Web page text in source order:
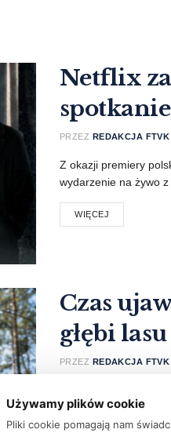
Netflix
PRZEZ REDAKCJA FTVK
Z okazji premiery
wydarzenie na żywo z
WIĘCEJ
Czas
głębi
PRZEZ REDAKCJA FTVK
Netflix opublikował
postawie powieści
Używamy plików cookie
Pliki cookie pomagają nam